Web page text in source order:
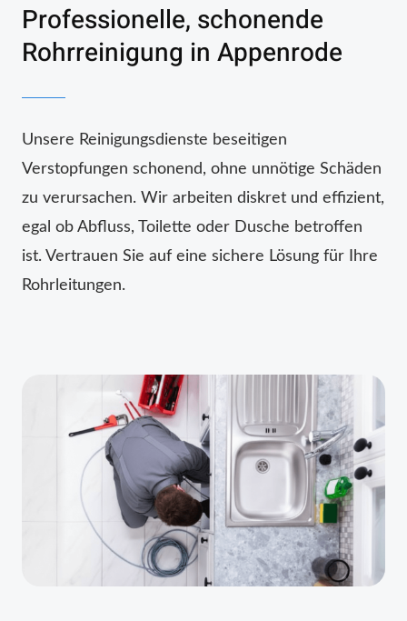
Professionelle, schonende
Rohrreinigung in Appenrode
Unsere Reinigungsdienste beseitigen
Verstopfungen schonend, ohne unnötige Schäden
zu verursachen. Wir arbeiten diskret und effizient,
egal ob Abfluss, Toilette oder Dusche betroffen
ist. Vertrauen Sie auf eine sichere Lösung für Ihre
Rohrleitungen.